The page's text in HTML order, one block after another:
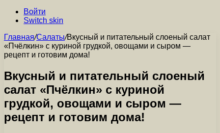
Войти
Switch skin
Главная/Салаты/Вкусный и питательный слоеный салат
«Пчёлкин» с куриной грудкой, овощами и сыром —
рецепт и готовим дома!
Вкусный и питательный слоеный
салат «Пчёлкин» с куриной
грудкой, овощами и сыром —
рецепт и готовим дома!